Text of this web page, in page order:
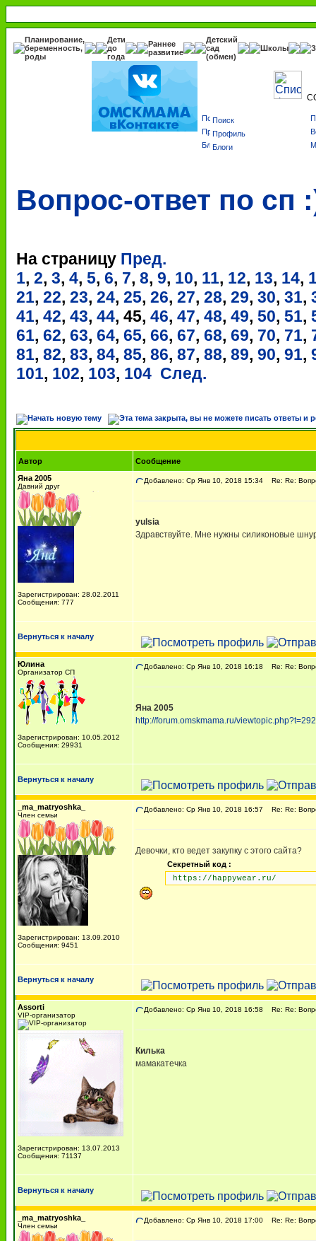
Планирование,
беременность,
роды
Дети
до
года
Раннее
развитие
Детский
сад
(обмен)
Школы
Поиск
Профиль
Блоги
Вопрос-ответ по сп
На страницу Пред.
1, 2, 3, 4, 5, 6, 7, 8, 9, 10, 11, 12, 13, 14,
21, 22, 23, 24, 25, 26, 27, 28, 29, 30, 31,
41, 42, 43, 44, 45, 46, 47, 48, 49, 50, 51,
61, 62, 63, 64, 65, 66, 67, 68, 69, 70, 71,
81, 82, 83, 84, 85, 86, 87, 88, 89, 90, 91,
101, 102, 103, 104 След.
Автор
Сообщение
Яна 2005
Давний друг
Зарегистрирован: 28.02.2011
Сообщения: 777
Добавлено: Ср Янв 10, 2018 15:34 Re: Re:
yulsia
Здравствуйте. Мне нужны силиконовые
Вернуться к началу
Юлина
Организатор СП
Зарегистрирован: 10.05.2012
Сообщения: 29931
Добавлено: Ср Янв 10, 2018 16:18 Re: Re:
Яна 2005
http://forum.omskmama.ru/
Вернуться к началу
_ma_matryoshka_
Член семьи
Зарегистрирован: 13.09.2010
Сообщения: 9451
Добавлено: Ср Янв 10, 2018 16:57 Re: Re:
Девочки, кто ведет закупку с этого сайта?
Секретный код :
https://happywear.ru/
Вернуться к началу
Assorti
VIP-организатор
Зарегистрирован: 13.07.2013
Сообщения: 71137
Добавлено: Ср Янв 10, 2018 16:58 Re: Re:
Килька
мамакатечка
Вернуться к началу
_ma_matryoshka_
Член семьи
Добавлено: Ср Янв 10, 2018 17:00 Re: Re: